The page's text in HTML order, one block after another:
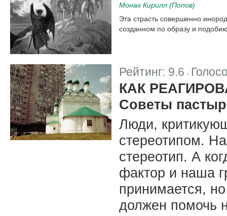
Монах Кирилл (Попов)
Эта страсть совершенно
созданном по образу и
Рейтинг: 9.6
КАК
Советы
Люди,
стереотипом.
стереотип. А
фактор и наша
принимается,
должен помочь